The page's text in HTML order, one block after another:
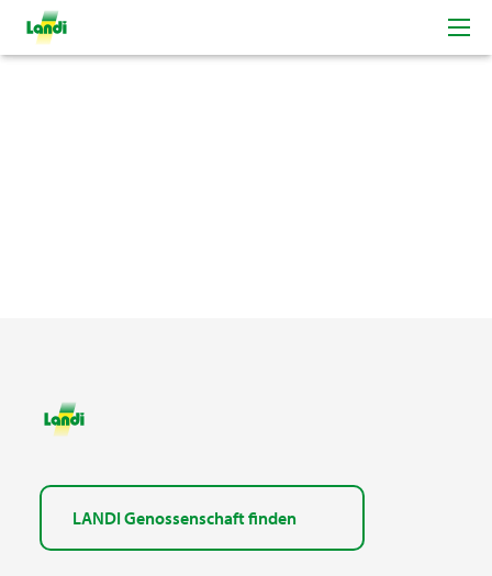
LANDI Genossenschaft finden